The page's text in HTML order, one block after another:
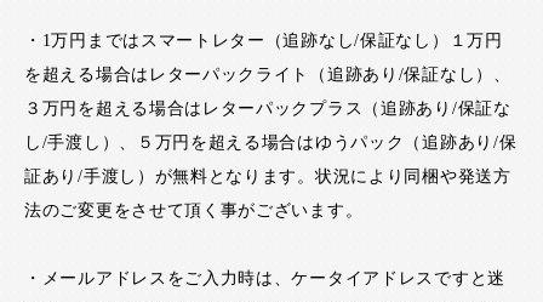
・1万円まではスマートレター（追跡なし/保証なし）１万円
を超える場合はレターパックライト（追跡あり/保証なし）、
３万円を超える場合はレターパックプラス（追跡あり/保証な
し/手渡し）、５万円を超える場合はゆうパック（追跡あり/保
証あり/手渡し）が無料となります。状況により同梱や発送方
法のご変更をさせて頂く事がございます。
・メールアドレスをご入力時は、ケータイアドレスですと迷